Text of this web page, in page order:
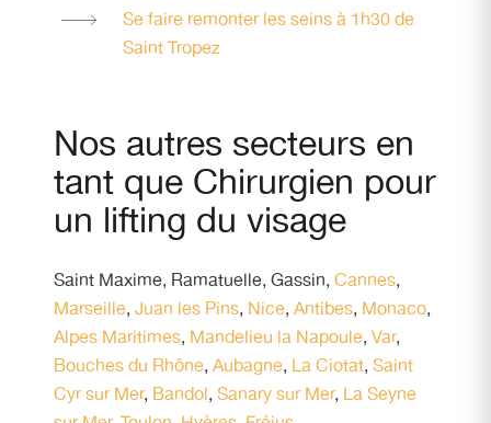
Se faire remonter les seins à 1h30 de
Saint Tropez
Nos autres secteurs en
tant que Chirurgien pour
un lifting du visage
Saint Maxime, Ramatuelle, Gassin, Cannes,
Marseille, Juan les Pins, Nice, Antibes, Monaco,
Alpes Maritimes, Mandelieu la Napoule, Var,
Bouches du Rhône, Aubagne, La Ciotat, Saint
Cyr sur Mer, Bandol, Sanary sur Mer, La Seyne